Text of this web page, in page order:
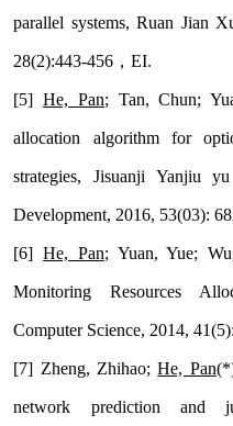
parallel systems, Ruan Jian
28(2):443-456 ，EI.
[5]He, Pan; Tan, Chun;
allocation algorithm for
strategies, Jisuanji Yanjiu
Development, 2016, 53(03):
[6]He, Pan; Yuan, Yue;
Monitoring Resources
Computer Science, 2014,
[7] Zheng, Zhihao;He, Pan
network prediction and